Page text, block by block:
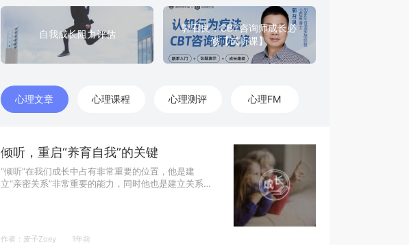
自我成长阻力评估
郭召良：CBT咨询师成长必
修【试听课】
心理文章 心理课程 心理测评 心理FM
倾听，重启“养育自我”的关键
“倾听”在我们成长中占有非常重要的位置，他是建
立“亲密关系”非常重要的能力，同时他也是建立关系
作者：麦子Zoey 1年前